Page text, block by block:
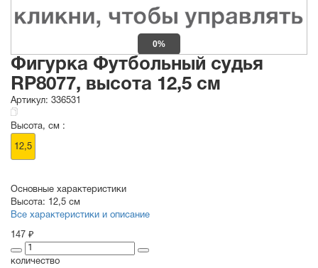
0%
Фигурка Футбольный судья
RP8077, высота 12,5 см
Артикул: 336531
Высота, см :
12,5
Основные характеристики
Высота: 12,5 см
Все характеристики и описание
147 ₽
количество